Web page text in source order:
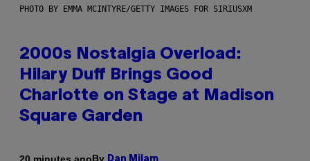
PHOTO BY EMMA MCINTYRE/GETTY IMAGES FOR SIRIUSXM
2000s Nostalgia Overload:
Hilary Duff Brings Good
Charlotte on Stage at Madison
Square Garden
20 minutes agoBy